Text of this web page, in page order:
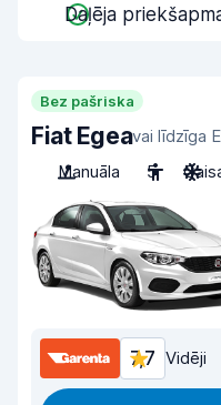
Daļēja
Bez pašriska
Fiat Egeavai līdzīga
Manuāla
5
7,7 Vidēji